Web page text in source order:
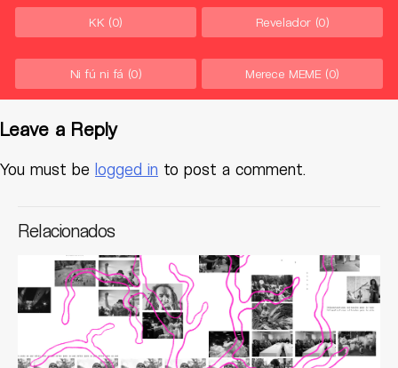
KK (0) Revelador (0)
Ni fú ni fá (0) Merece MEME (0)
Leave a Reply
You must be logged in to post a comment.
Relacionados